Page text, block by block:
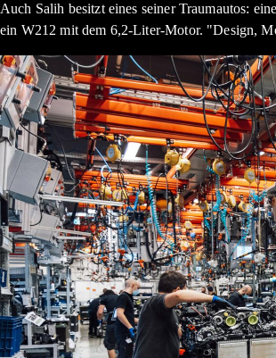
Auch Salih besitzt eines seiner Traumautos:
ein W212 mit dem 6,2-Liter-Motor. "Design,